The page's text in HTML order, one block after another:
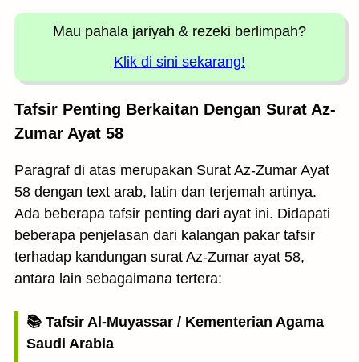
Mau pahala jariyah & rezeki berlimpah?
Klik di sini sekarang!
Tafsir Penting Berkaitan Dengan Surat Az-
Zumar Ayat 58
Paragraf di atas merupakan Surat Az-Zumar Ayat
58 dengan text arab, latin dan terjemah artinya.
Ada beberapa tafsir penting dari ayat ini. Didapati
beberapa penjelasan dari kalangan pakar tafsir
terhadap kandungan surat Az-Zumar ayat 58,
antara lain sebagaimana tertera:
📚 Tafsir Al-Muyassar / Kementerian Agama
Saudi Arabia